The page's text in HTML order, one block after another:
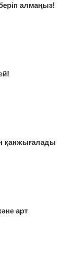
алмаңыз!
қанжығалады
арт